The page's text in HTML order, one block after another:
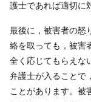
護士であれば適切に
最後に，被害者の怒
絡を取っても，被害
全く応じてもらえな
弁護士が入ることで
ことがあります。被